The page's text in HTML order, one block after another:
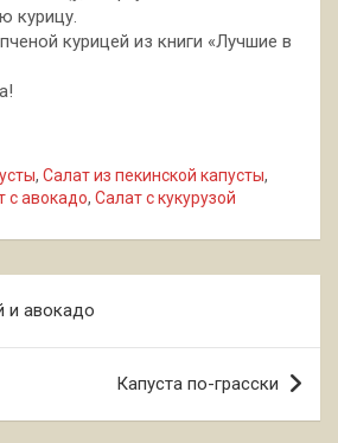
курицу.
курицей из книги «Лучшие в
, Салат из пекинской капусты,
с авокадо, Салат с кукурузой
и авокадо
Капуста по-грасски